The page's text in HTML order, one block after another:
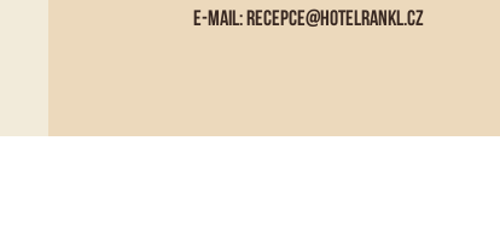
E-MAIL:RECEPCE@HOTELRANKL.CZ